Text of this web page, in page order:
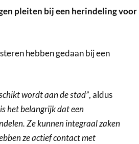
pleiten bij een herindeling voor
hebben gedaan bij een
wordt aan de stad”, aldus
het belangrijk dat een
Ze kunnen integraal zaken
ze actief contact met